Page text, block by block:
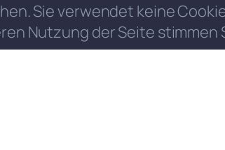
Sie verwendet keine
Nutzung der Seite stimmen